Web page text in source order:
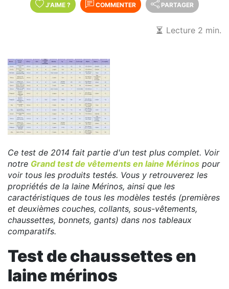
J'AIME ? COMMENTER PARTAGER
Lecture 2 min.
Ce test de 2014 fait partie d'un test plus complet. Voir
notre Grand test de vêtements en laine Mérinos pour
voir tous les produits testés. Vous y retrouverez les
propriétés de la laine Mérinos, ainsi que les
caractéristiques de tous les modèles testés (premières
et deuxièmes couches, collants, sous-vêtements,
chaussettes, bonnets, gants) dans nos tableaux
comparatifs.
Test de chaussettes en
laine mérinos